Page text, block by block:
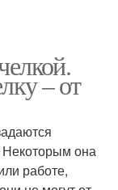
– от
Некоторым она
работе,